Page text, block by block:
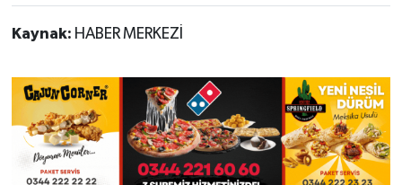
Kaynak: HABER MERKEZİ